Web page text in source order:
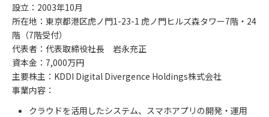
設立：2003年10月
所在地：東京都港区虎ノ門1-23-1 虎ノ門ヒルズ森タワー7階・24
階（7階受付）
代表者：代表取締役社長 岩永充正
資本金：7,000万円
主要株主：KDDI Digital Divergence Holdings株式会社
事業内容：
クラウドを活用したシステム、スマホアプリの開発・運用